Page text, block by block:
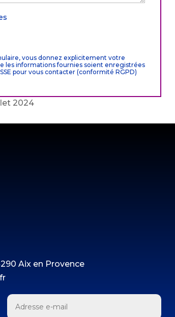
vous donnez explicitement votre
les informations fournies soient enregistrées
pour vous contacter (conformité RGPD)
2024
Aix en Provence